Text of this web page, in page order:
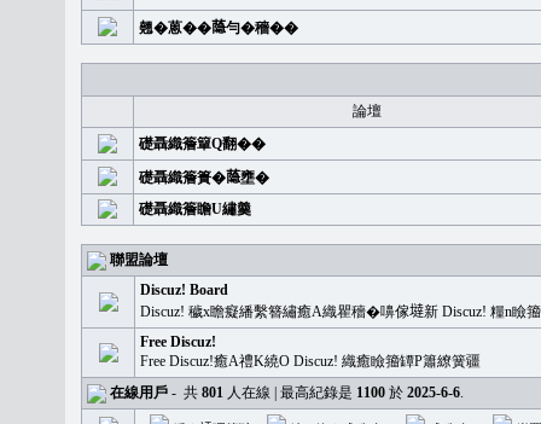
翹�蒽��𦻕勻�穡��
論壇
礎聶織簷簞Q翻��
礎聶織簷簣�𦻕壅�
礎聶織簷瞻U繡羹
聯盟論壇
Discuz! Board
Discuz! 穢x瞻癡繙繫簪繡癒A織瞿穡�嚊傢𡐿新 Discuz! 糧n
Free Discuz!
Free Discuz!癒A禮K繞O Discuz! 織癒瞼籀罈P簫繚簧疆
在線用戶 - 共 801 人在線 | 最高紀錄是 1100 於 2025-6-6.